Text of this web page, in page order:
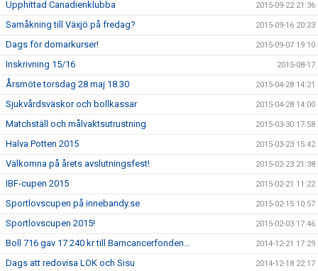
Upphittad Canadienklubba 2015-09-22 21:36
Samåkning till Växjö på fredag? 2015-09-16 20:23
Dags för domarkurser! 2015-09-07 19:10
Inskrivning 15/16 2015-08-17
Årsmöte torsdag 28 maj 18.30 2015-04-28 14:21
Sjukvårdsväskor och bollkassar 2015-04-28 14:00
Matchställ och målvaktsutrustning 2015-03-30 17:58
Halva Potten 2015 2015-03-23 15:42
Välkomna på årets avslutningsfest! 2015-02-23 21:38
IBF-cupen 2015 2015-02-21 11:22
Sportlovscupen på innebandy.se 2015-02-15 10:57
Sportlovscupen 2015! 2015-02-03 17:46
Boll 716 gav 17 240 kr till Barncancerfonden… 2014-12-21 17:29
Dags att redovisa LOK och Sisu 2014-12-18 22:17